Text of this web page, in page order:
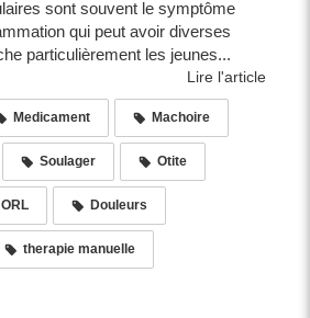
sont souvent le symptôme
qui peut avoir diverses
particulièrement les jeunes...
Lire l'article
Medicament Machoire
Soulager Otite
ORL Douleurs
therapie manuelle